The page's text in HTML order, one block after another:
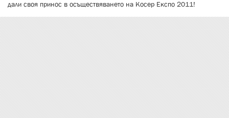
дали своя принос в осъществяването на Косер Експо 2011!